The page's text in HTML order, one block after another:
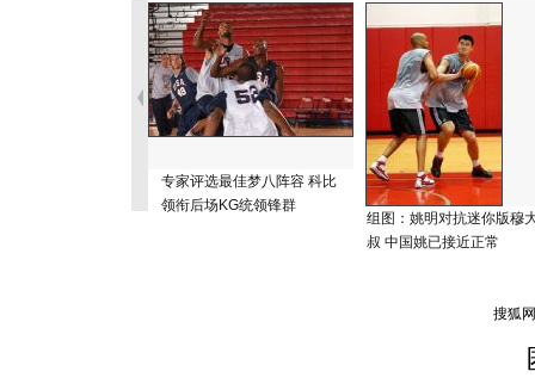
专家评选最佳梦八阵容 科比
领衔后场KG统领锋群
组图：姚明对抗迷你版穆
叔 中国姚已接近正常